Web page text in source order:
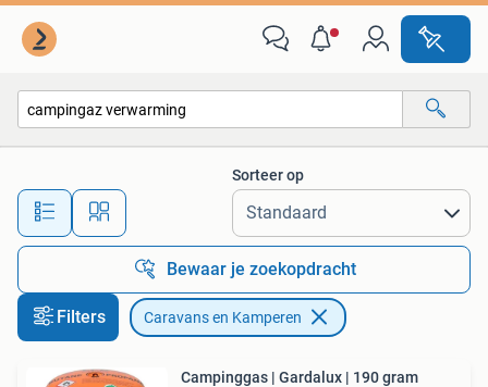
Alle afstanden…
Sorteer op
Bewaar je zoekopdracht
Filters Caravans en Kamperen
Campinggas | Gardalux | 190 gram